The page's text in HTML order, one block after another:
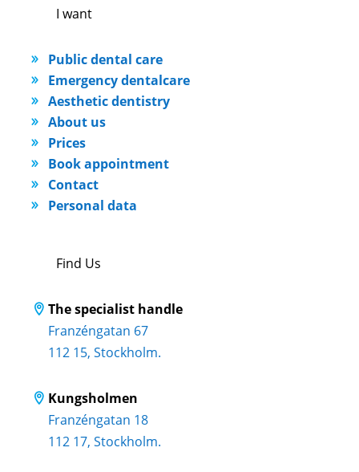
I want
Public dental care
Emergency dentalcare
Aesthetic dentistry
About us
Prices
Book appointment
Contact
Personal data
Find Us
The specialist handle
Franzéngatan 67
112 15, Stockholm.
Kungsholmen
Franzéngatan 18
112 17, Stockholm.